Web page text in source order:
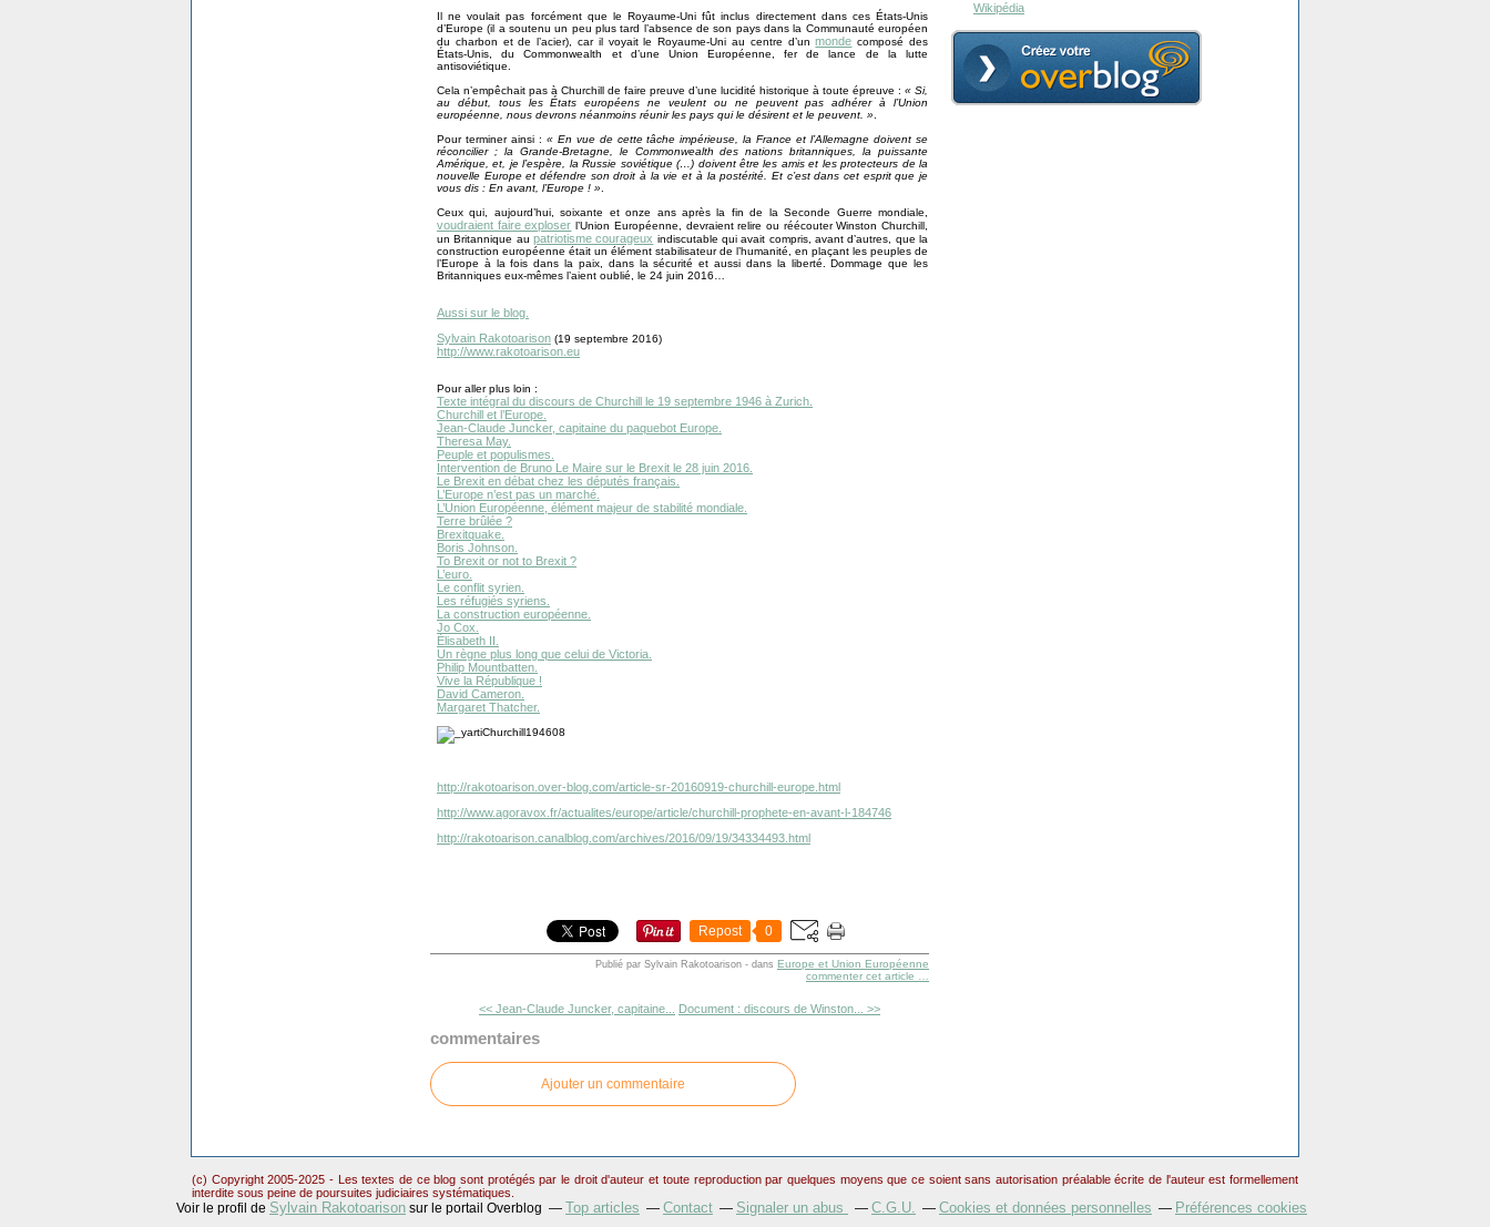
Il ne voulait pas forcément que le Royaume-Uni fût inclus directement dans ces États-Unis
d’Europe (il a soutenu un peu plus tard l’absence de son pays dans la Communauté européen
du charbon et de l’acier), car il voyait le Royaume-Uni au centre d’unmonde composé des
États-Unis, du Commonwealth et d’une Union Européenne, fer de lance de la lutte
antisoviétique.
Cela n’empêchait pas à Churchill de faire preuve d’une lucidité historique à toute épreuve : « Si,
au début, tous les États européens ne veulent ou ne peuvent pas adhérer à l’Union
européenne, nous devrons néanmoins réunir les pays qui le désirent et le peuvent. »
Pour terminer ainsi : « En vue de cette tâche impérieuse, la France et l’Allemagne doivent se
réconcilier ; la Grande-Bretagne, le Commonwealth des nations britanniques, la puissante
Amérique, et, je l’espère, la Russie soviétique (…) doivent être les amis et les protecteurs de la
nouvelle Europe et défendre son droit à la vie et à la postérité. Et c’est dans cet esprit que je
vous dis : En avant, l’Europe ! »
Ceux qui, aujourd’hui, soixante et onze ans après la fin de la Seconde Guerre mondiale,
voudraient faire exploser l’Union Européenne, devraient relire ou réécouter Winston Churchill,
un Britannique au patriotisme courageux indiscutable qui avait compris, avant d’autres, que la
construction européenne était un élément stabilisateur de l’humanité, en plaçant les peuples de
l’Europe à la fois dans la paix, dans la sécurité et aussi dans la liberté. Dommage que les
Britanniques eux-mêmes l’aient oublié, le 24 juin 2016…
Aussi sur le blog.
Sylvain Rakotoarison (19 septembre 2016)
http://www.rakotoarison.eu
Pour aller plus loin :
Texte intégral du discours de Churchill le 19 septembre 1946 à Zurich.
Churchill et l’Europe.
Jean-Claude Juncker, capitaine du paquebot Europe.
Theresa May.
Peuple et populismes.
Intervention de Bruno Le Maire sur le Brexit le 28 juin 2016.
Le Brexit en débat chez les députés français.
L’Europe n’est pas un marché.
L’Union Européenne, élément majeur de stabilité mondiale.
Terre brûlée ?
Brexitquake.
Boris Johnson.
To Brexit or not to Brexit ?
L’euro.
Le conflit syrien.
Les réfugiés syriens.
La construction européenne.
Jo Cox.
Élisabeth II.
Un règne plus long que celui de Victoria.
Philip Mountbatten.
Vive la République !
David Cameron.
Margaret Thatcher.
http://rakotoarison.over-blog.com/article-sr-20160919-churchill-europe.html
http://www.agoravox.fr/actualites/europe/article/churchill-prophete-en-avant-l-184746
http://rakotoarison.canalblog.com/archives/2016/09/19/34334493.html
Repost 0
Publié par Sylvain Rakotoarison - dans Europe et Union Européenne
commenter cet article
<< Jean-Claude Juncker, capitaine... Document : discours de Winston... >>
commentaires
Ajouter un commentaire
Wikipédia
(c) Copyright 2005-2025 - Les textes de ce blog sont protégés par le droit d'auteur et toute reproduction par quelques moyens que ce soient sans autorisation préalable écrite de l'auteur est formellement
interdite sous peine de poursuites judiciaires systématiques.
Voir le profil de Sylvain Rakotoarison sur le portail Overblog Top articles Contact Signaler un abus C.G.U. Cookies et données personnelles Préférences cookies